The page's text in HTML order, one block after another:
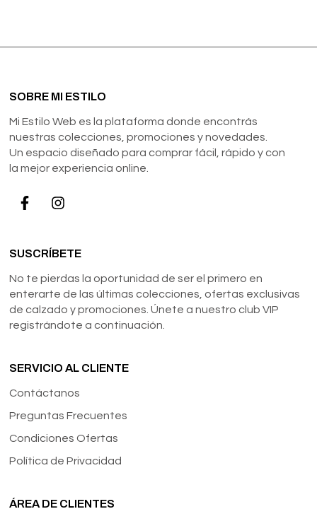
SOBRE MI ESTILO
Mi Estilo Web es la plataforma donde encontrás
nuestras colecciones, promociones y novedades.
Un espacio diseñado para comprar fácil, rápido y con
la mejor experiencia online.
SUSCRÍBETE
No te pierdas la oportunidad de ser el primero en
enterarte de las últimas colecciones, ofertas exclusivas
de calzado y promociones. Únete a nuestro club VIP
registrándote a continuación.
SERVICIO AL CLIENTE
Contáctanos
Preguntas Frecuentes
Condiciones Ofertas
Política de Privacidad
ÁREA DE CLIENTES